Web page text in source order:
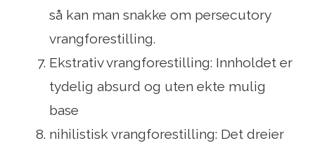
så kan man snakke om persecutory
vrangforestilling.
Ekstrativ vrangforestilling: Innholdet er
tydelig absurd og uten ekte mulig
base
nihilistisk vrangforestilling: Det dreier